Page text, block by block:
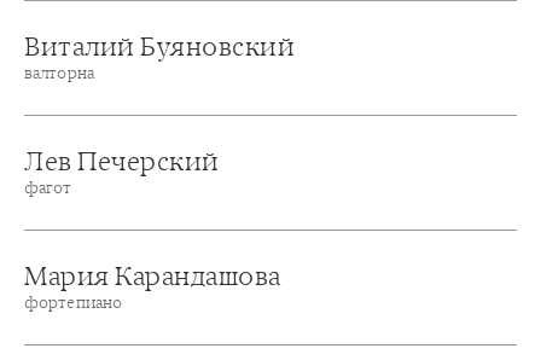
Виталий Буяновский
валторна
Лев Печерский
фагот
Мария Карандашова
фортепиано